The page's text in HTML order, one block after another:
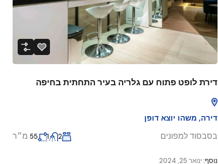
דירת לופט פתוח עם גלריה בעיר התחתית בחיפה
דירה, משהו יוצא דופן
בסבסוד למפונים 2
1
55 מ״ר
נוסף:ינואר 25, 2024